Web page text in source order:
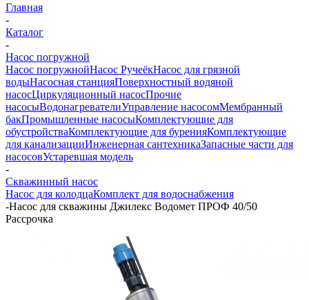
Главная
-
Каталог
-
Насос погружной
Насос погружнойНасос РучеёкНасос для грязной
водыНасосная станцияПоверхностный водяной
насосЦиркуляционный насосПрочие
насосыВодонагревателиУправление насосомМембранный
бакПромышленные насосыКомплектующие для
обустройстваКомплектующие для буренияКомплектующие
для канализацииИнженерная сантехникаЗапасные части для
насосовУстаревшая модель
-
Скважинный насос
Насос для колодцаКомплект для водоснабжения
-Насос для скважины Джилекс Водомет ПРОФ 40/50
Рассрочка